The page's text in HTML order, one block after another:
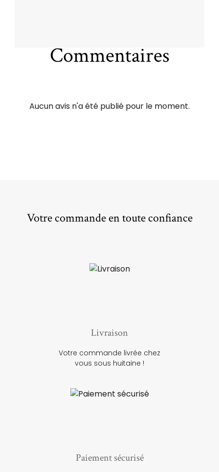
Commentaires
Aucun avis n'a été publié pour le moment.
Votre commande en toute confiance
Livraison
Votre commande livrée chez
vous sous huitaine !
Paiement sécurisé